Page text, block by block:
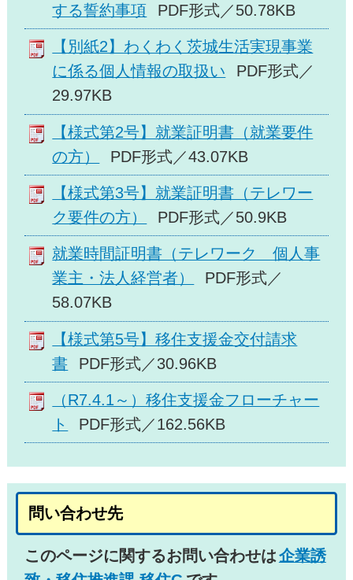
する誓約事項
PDF形式／50.78KB
【別紙2】わくわく茨城生活実現事業
に係る個人情報の取扱い
PDF形式／
29.97KB
【様式第2号】就業証明書（就業要件
の方）
PDF形式／43.07KB
【様式第3号】就業証明書（テレワー
ク要件の方）
PDF形式／50.9KB
就業時間証明書（テレワーク 個人事
業主・法人経営者）
PDF形式／
58.07KB
【様式第5号】移住支援金交付請求
書
PDF形式／30.96KB
（R7.4.1～）移住支援金フローチャー
ト
PDF形式／162.56KB
問い合わせ先
このページに関するお問い合わせは企業誘